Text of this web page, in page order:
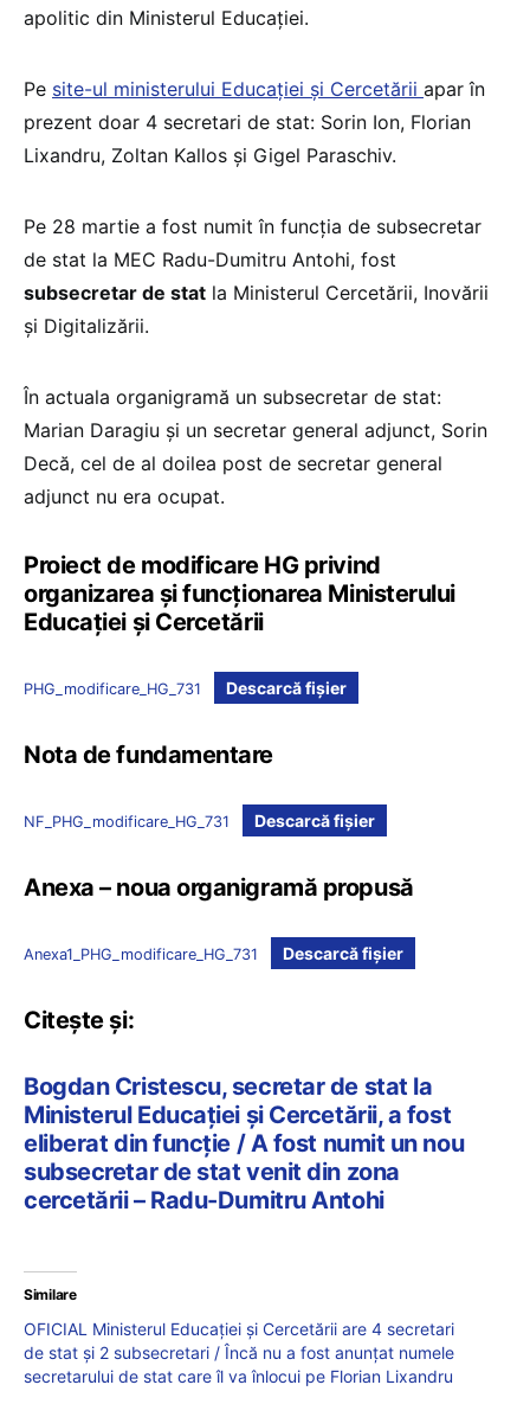
apolitic din Ministerul Educației.
Pe site-ul ministerului Educației și Cercetării apar în
prezent doar 4 secretari de stat: Sorin Ion, Florian
Lixandru, Zoltan Kallos și Gigel Paraschiv.
Pe 28 martie a fost numit în funcția de subsecretar
de stat la MEC Radu-Dumitru Antohi, fost
subsecretar de stat la Ministerul Cercetării, Inovării
și Digitalizării.
În actuala organigramă un subsecretar de stat:
Marian Daragiu și un secretar general adjunct, Sorin
Decă, cel de al doilea post de secretar general
adjunct nu era ocupat.
Proiect de modificare HG privind
organizarea și funcţionarea Ministerului
Educaţiei și Cercetării
PHG_modificare_HG_731 Descarcă fișier
Nota de fundamentare
NF_PHG_modificare_HG_731 Descarcă fișier
Anexa – noua organigramă propusă
Anexa1_PHG_modificare_HG_731 Descarcă fișier
Citește și:
Bogdan Cristescu, secretar de stat la
Ministerul Educației și Cercetării, a fost
eliberat din funcție / A fost numit un nou
subsecretar de stat venit din zona
cercetării – Radu-Dumitru Antohi
Similare
OFICIAL Ministerul Educației și Cercetării are 4 secretari
de stat și 2 subsecretari / Încă nu a fost anunțat numele
secretarului de stat care îl va înlocui pe Florian Lixandru